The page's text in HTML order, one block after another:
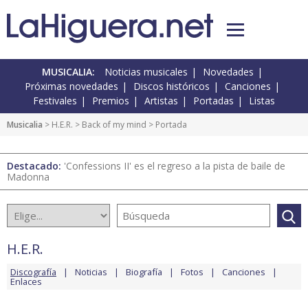
MUSICALIA: Noticias musicales
Novedades
Próximas novedades
Discos históricos
Canciones
Festivales
Premios Artistas Portadas Listas
Musicalia > H.E.R. > Back of my mind > Portada
Destacado: 'Confessions II' es el regreso a la pista de baile de
Madonna
H.E.R.
Discografía Noticias Biografía Fotos Canciones
Enlaces